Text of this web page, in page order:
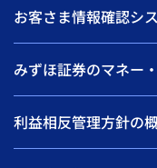
お客さま情報確認シ
みずほ証券のマネー
利益相反管理方針の